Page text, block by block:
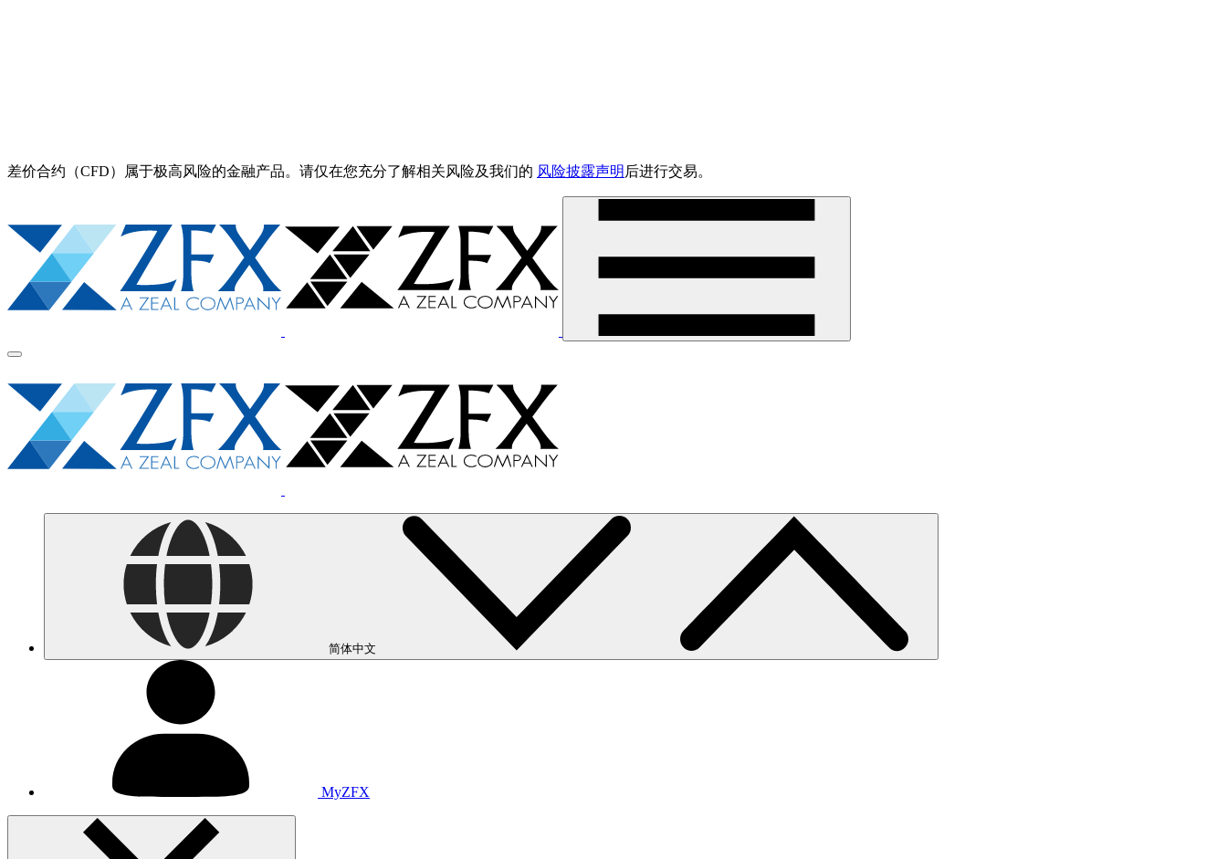
差价合约（CFD）属于极高风险的金融产品。请仅在您充分了解相关风险及我们的 风险披露声明 后进行交易。
简体中文
MyZFX